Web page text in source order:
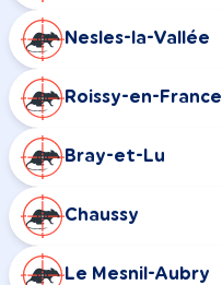
Nesles-la-Vallée
Roissy-en-France
Bray-et-Lu
Chaussy
Le Mesnil-Aubry